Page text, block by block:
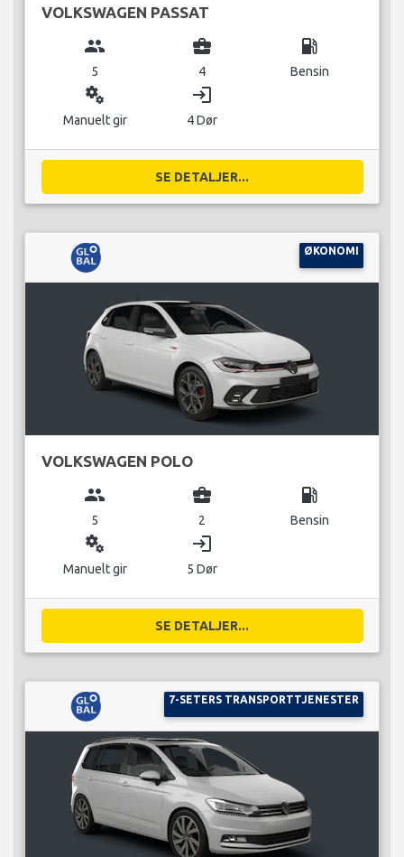
VOLKSWAGEN PASSAT
group
5
business_center
4
local_gas_station
Bensin
miscellaneous_services
Manuelt gir
login
4 Dør
SE DETALJER...
ØKONOMI
VOLKSWAGEN POLO
group
5
business_center
2
local_gas_station
Bensin
miscellaneous_services
Manuelt gir
login
5 Dør
SE DETALJER...
7-SETERS TRANSPORTTJENESTER